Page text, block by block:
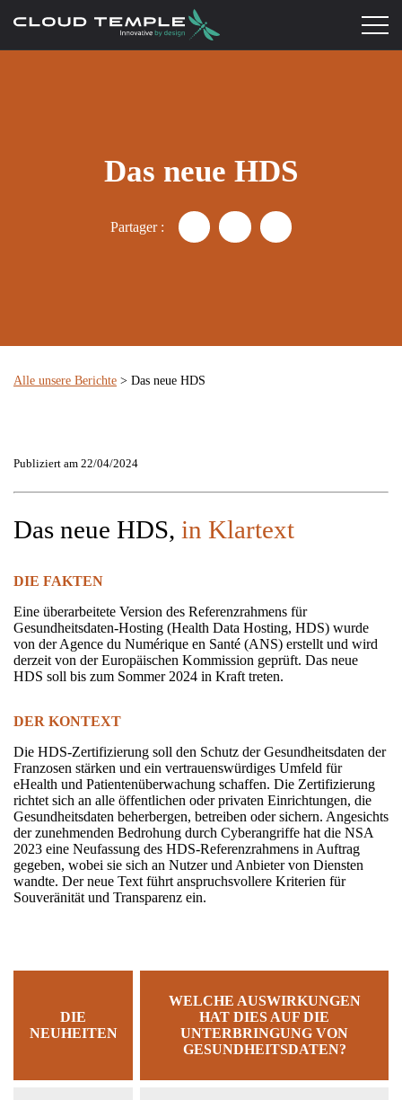
Das neue HDS
Partager : Partager "Der neue HDS -
Partager "Der neue
Partager "Der
Alle unsere Berichte > Das neue HDS
Publiziert am 22/04/2024
Das neue HDS, in Klartext
DIE FAKTEN
Eine überarbeitete Version des Referenzrahmens für
Gesundheitsdaten-Hosting (Health Data Hosting, HDS) wurde
von der Agence du Numérique en Santé (ANS) erstellt und wird
derzeit von der Europäischen Kommission geprüft. Das neue
HDS soll bis zum Sommer 2024 in Kraft treten.
DER KONTEXT
Die HDS-Zertifizierung soll den Schutz der Gesundheitsdaten der
Franzosen stärken und ein vertrauenswürdiges Umfeld für
eHealth und Patientenüberwachung schaffen. Die Zertifizierung
richtet sich an alle öffentlichen oder privaten Einrichtungen, die
Gesundheitsdaten beherbergen, betreiben oder sichern. Angesichts
der zunehmenden Bedrohung durch Cyberangriffe hat die NSA
2023 eine Neufassung des HDS-Referenzrahmens in Auftrag
gegeben, wobei sie sich an Nutzer und Anbieter von Diensten
wandte. Der neue Text führt anspruchsvollere Kriterien für
Souveränität und Transparenz ein.
DIE
NEUHEITEN
WELCHE AUSWIRKUNGEN
HAT DIES AUF DIE
UNTERBRINGUNG VON
GESUNDHEITSDATEN?